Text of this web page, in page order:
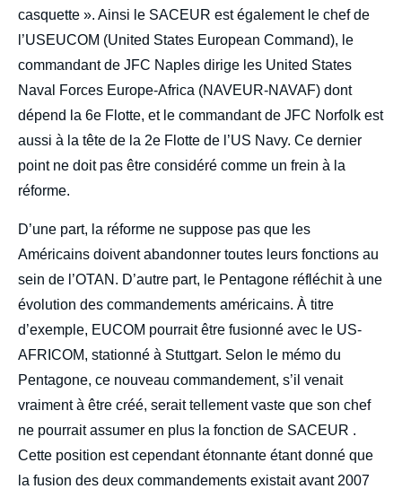
casquette ». Ainsi le SACEUR est également le chef de
l’USEUCOM (United States European Command), le
commandant de JFC Naples dirige les United States
Naval Forces Europe-Africa (NAVEUR-NAVAF) dont
dépend la 6e Flotte, et le commandant de JFC Norfolk est
aussi à la tête de la 2e Flotte de l’US Navy. Ce dernier
point ne doit pas être considéré comme un frein à la
réforme.
D’une part, la réforme ne suppose pas que les
Américains doivent abandonner toutes leurs fonctions au
sein de l’OTAN. D’autre part, le Pentagone réfléchit à une
évolution des commandements américains. À titre
d’exemple, EUCOM pourrait être fusionné avec le US-
AFRICOM, stationné à Stuttgart. Selon le mémo du
Pentagone, ce nouveau commandement, s’il venait
vraiment à être créé, serait tellement vaste que son chef
ne pourrait assumer en plus la fonction de SACEUR .
Cette position est cependant étonnante étant donné que
la fusion des deux commandements existait avant 2007
commandements de l’OTAN. Entre
européanisation, émergence de nouveaux
leaders et rôle des États-Unis », Briefings,
Ifri, 23 juin 2025.
Copier